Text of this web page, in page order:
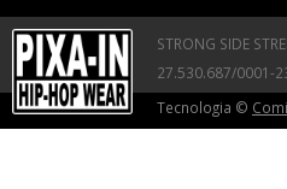
STRONG SIDE
27.530.687/0001-
Tecnologia ©